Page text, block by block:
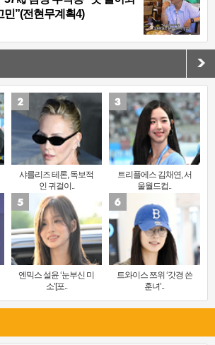
민”(전현무계획4)
샤를리즈 테론, 독보적
인 귀걸이..
트리플에스 김채연, 서
울월드컵..
엔믹스 설윤 ‘눈부신 미
소’[포..
트와이스 쯔위 ‘갓경 쓴
훈녀’..